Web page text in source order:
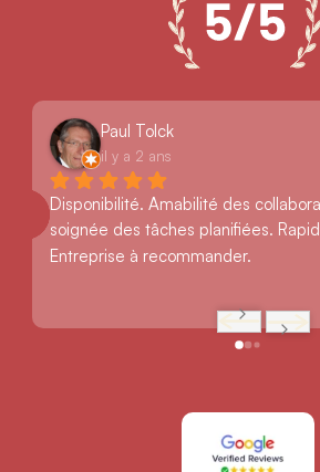
Paul Tolck
il y a 2 ans
Disponibilité. Amabilité des
soignée des tâches planifiées.
Entreprise à recommander.